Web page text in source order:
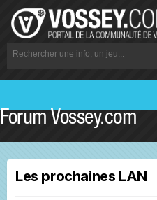
Forum Vossey.com
Les prochaines LAN